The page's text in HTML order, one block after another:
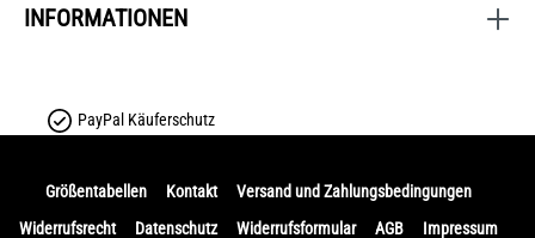
INFORMATIONEN
PayPal Käuferschutz
Größentabellen Kontakt
Versand und Zahlungsbedingungen
Widerrufsrecht
Datenschutz Widerrufsformular AGB Impressum